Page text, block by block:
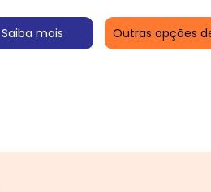
Saiba mais Outras opções